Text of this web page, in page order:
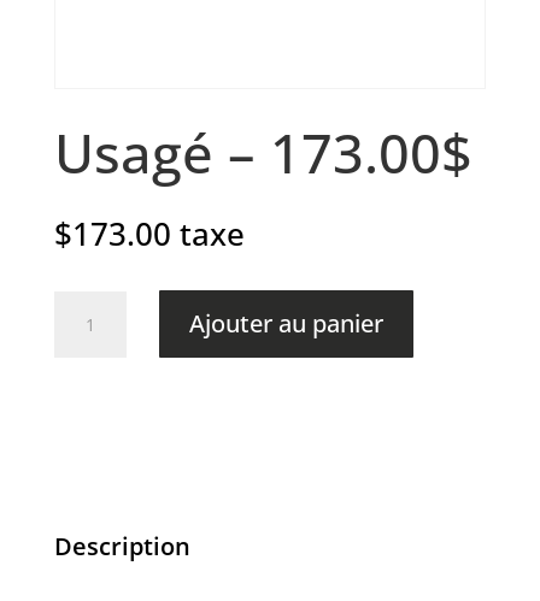
Usagé – 173.00$
$173.00 taxe
Ajouter au panier
Description